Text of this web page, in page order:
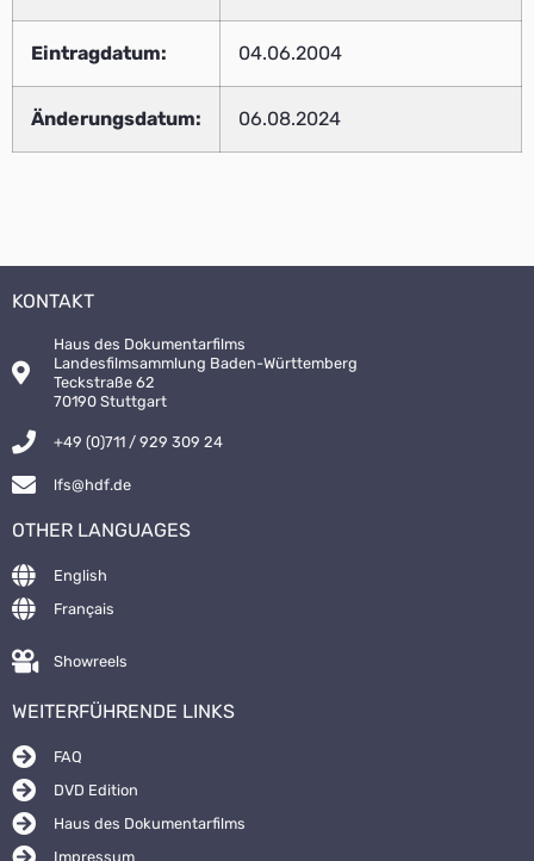
Eintragdatum: 04.06.2004
Änderungsdatum: 06.08.2024
KONTAKT
Haus des Dokumentarfilms
Landesfilmsammlung Baden-Württemberg
Teckstraße 62
70190 Stuttgart
+49 (0)711 / 929 309 24
lfs@hdf.de
OTHER LANGUAGES
English
Français
Showreels
WEITERFÜHRENDE LINKS
FAQ
DVD Edition
Haus des Dokumentarfilms
Impressum